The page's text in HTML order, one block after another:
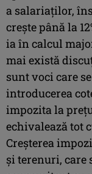
a salariaților,
crește până la
ia în calcul
mai există
sunt voci care
introducerea
impozita la
echivalează tot
Creșterea
și terenuri, care